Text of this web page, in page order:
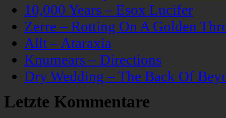
10,000 Years – Esox Lucifer
Zerre – Rotting On A Golden
Allt – Ataraxia
Knumears – Directions
Dry Wedding – The Back Of
Letzte Kommentare